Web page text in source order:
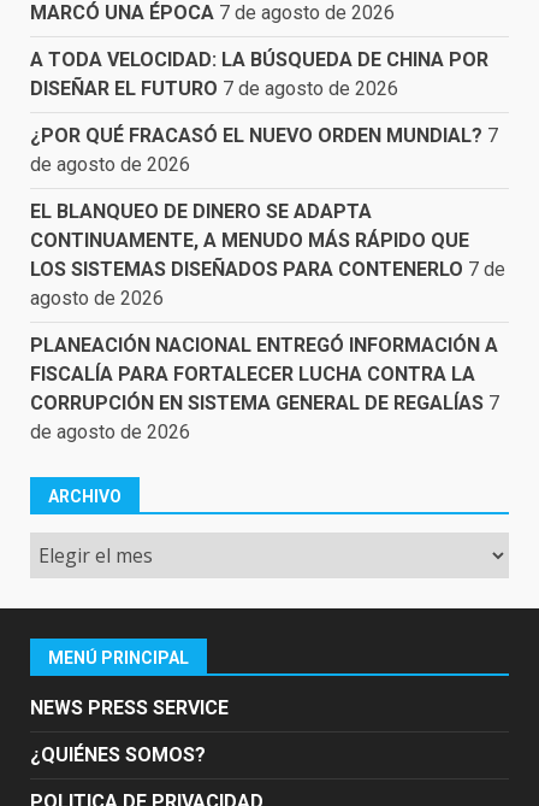
MARCÓ UNA ÉPOCA 7 de agosto de 2026
A TODA VELOCIDAD: LA BÚSQUEDA DE CHINA POR
DISEÑAR EL FUTURO 7 de agosto de 2026
¿POR QUÉ FRACASÓ EL NUEVO ORDEN MUNDIAL? 7
de agosto de 2026
EL BLANQUEO DE DINERO SE ADAPTA
CONTINUAMENTE, A MENUDO MÁS RÁPIDO QUE
LOS SISTEMAS DISEÑADOS PARA CONTENERLO 7 de
agosto de 2026
PLANEACIÓN NACIONAL ENTREGÓ INFORMACIÓN A
FISCALÍA PARA FORTALECER LUCHA CONTRA LA
CORRUPCIÓN EN SISTEMA GENERAL DE REGALÍAS 7
de agosto de 2026
ARCHIVO
Archivo
MENÚ PRINCIPAL
NEWS PRESS SERVICE
¿QUIÉNES SOMOS?